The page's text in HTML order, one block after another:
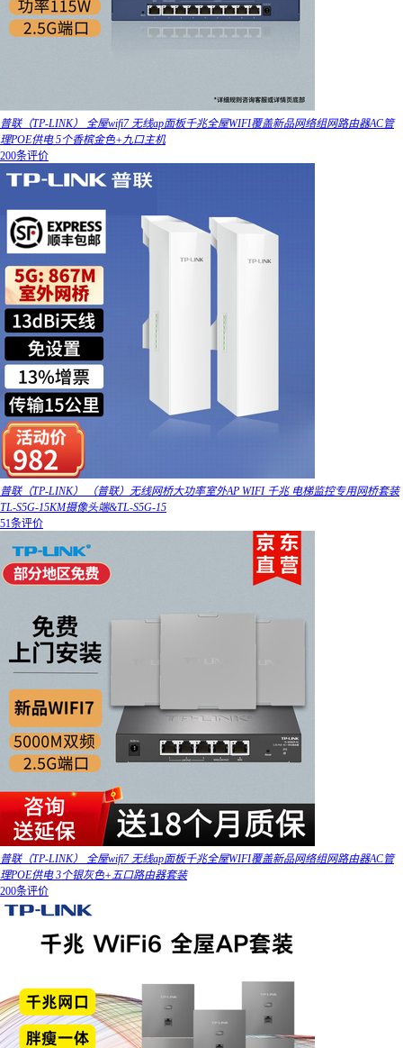
普联（TP-LINK） 全屋wifi7 无线ap面板千兆全屋WIFI覆盖新品网络组网路由器AC管
理POE供电 5个香槟金色+九口主机
200条评价
普联（TP-LINK） （普联）无线网桥大功率室外AP WIFI 千兆 电梯监控专用网桥套装
TL-S5G-15KM摄像头端&TL-S5G-15
51条评价
普联（TP-LINK） 全屋wifi7 无线ap面板千兆全屋WIFI覆盖新品网络组网路由器AC管
理POE供电 3个银灰色+五口路由器套装
200条评价